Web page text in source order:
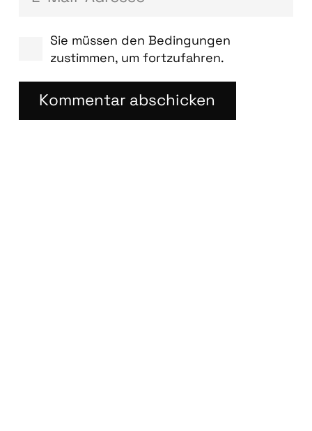
Sie müssen den Bedingungen
zustimmen, um fortzufahren.
Kommentar abschicken